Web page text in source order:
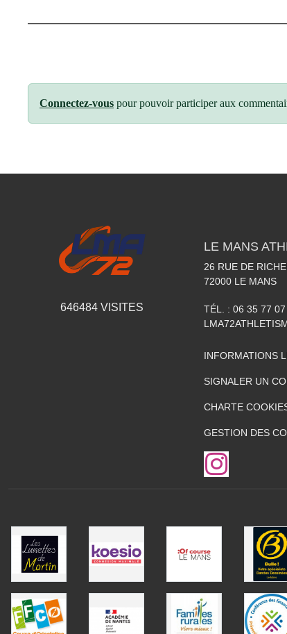
Connectez-vous pour pouvoir participer aux
646484 VISITES
LE MANS
26 RUE DE
72000 LE MANS
TÉL. : 06 35 77 07
INFORMATIONS
SIGNALER UN
CHARTE
GESTION DES